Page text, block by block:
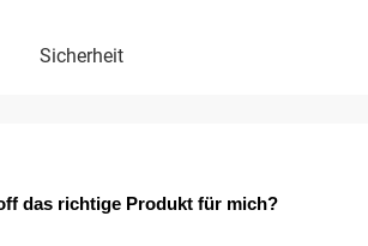
sicherheit
das richtige Produkt für mich?